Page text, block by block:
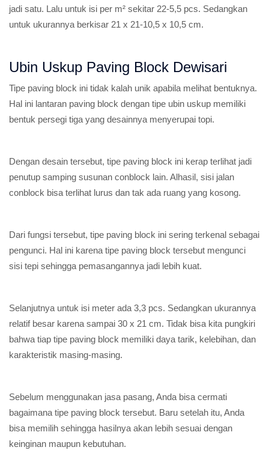
jadi satu. Lalu untuk isi per m² sekitar 22-5,5 pcs. Sedangkan
untuk ukurannya berkisar 21 x 21-10,5 x 10,5 cm.
Ubin Uskup Paving Block Dewisari
Tipe paving block ini tidak kalah unik apabila melihat bentuknya.
Hal ini lantaran paving block dengan tipe ubin uskup memiliki
bentuk persegi tiga yang desainnya menyerupai topi.
Dengan desain tersebut, tipe paving block ini kerap terlihat jadi
penutup samping susunan conblock lain. Alhasil, sisi jalan
conblock bisa terlihat lurus dan tak ada ruang yang kosong.
Dari fungsi tersebut, tipe paving block ini sering terkenal sebagai
pengunci. Hal ini karena tipe paving block tersebut mengunci
sisi tepi sehingga pemasangannya jadi lebih kuat.
Selanjutnya untuk isi meter ada 3,3 pcs. Sedangkan ukurannya
relatif besar karena sampai 30 x 21 cm. Tidak bisa kita pungkiri
bahwa tiap tipe paving block memiliki daya tarik, kelebihan, dan
karakteristik masing-masing.
Sebelum menggunakan jasa pasang, Anda bisa cermati
bagaimana tipe paving block tersebut. Baru setelah itu, Anda
bisa memilih sehingga hasilnya akan lebih sesuai dengan
keinginan maupun kebutuhan.